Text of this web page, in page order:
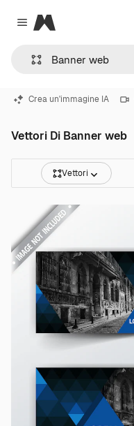
Close menu
Magnific
Crea un'immagine IA
Vettori Di Banner web
Vettori